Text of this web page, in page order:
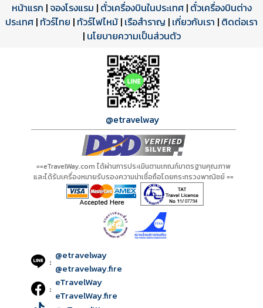
โปรแกรมทัวร์
ดาวน์โหลด PDF
รีวิวลูกค้าจริง
รีวิวจาก eTravelWay
เปิดหน้าเต็ม
ใบอนุญาตนำเที่ยว
เลขที่ 11/11450
เปิดหน้าเต็ม
หน้าแรก |จองโรงแรม | ตั๋วเครื่องบินในประเทศ| ตั๋วเครื่องบินต่าง
ประเทศ | ทัวร์ไทย | ทัวร์ไฟไหม้ | เรือสำราญ | เกี่ยวกับเรา | ติดต่อเรา
| นโยบายความเป็นส่วนตัว
@etravelway
==eTravelWay.com ได้ผ่านการประเมินตามเกณฑ์มาตรฐานคุณภาพ
และได้รับเครื่องหมายรับรองความน่าเชื่อถือโดยกระทรวงพาณิชย์ ==
: @etravelway
@etravelway.fire
: eTravelWay
eTravelWay.fire